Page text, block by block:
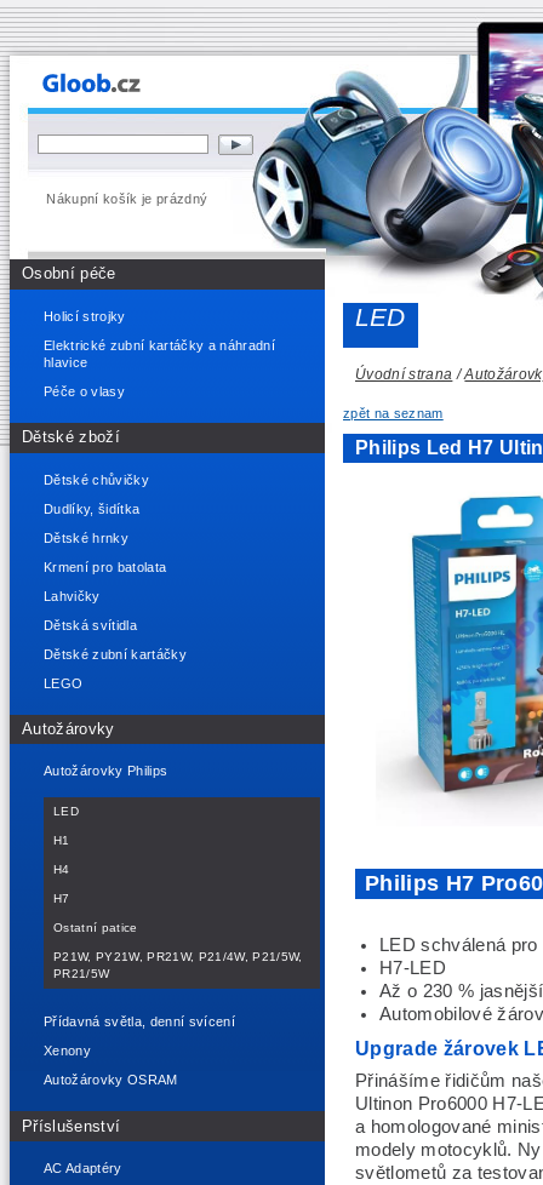
Nákupní košík je prázdný
Osobní péče
Holicí strojky
Elektrické zubní kartáčky a náhradní
hlavice
Péče o vlasy
Dětské zboží
Dětské chůvičky
Dudlíky, šidítka
Dětské hrnky
Krmení pro batolata
Lahvičky
Dětská svítidla
Dětské zubní kartáčky
LEGO
Autožárovky
Autožárovky Philips
LED
H1
H4
H7
Ostatní patice
P21W, PY21W, PR21W, P21/4W, P21/5W,
PR21/5W
Přídavná světla, denní svícení
Xenony
Autožárovky OSRAM
Příslušenství
AC Adaptéry
LED
Úvodní strana /
zpět na seznam
Philips Led H7
Philips H7
LED schválená
H7-LED
Až o 230 %
Automobilové
Upgrade žárovek
Přinášíme řidičům
Ultinon Pro6000 H7-
a homologované
modely motocyklů.
světlometů za